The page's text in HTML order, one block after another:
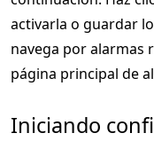
activarla o guardar
navega por alarmas
página principal de
Iniciando